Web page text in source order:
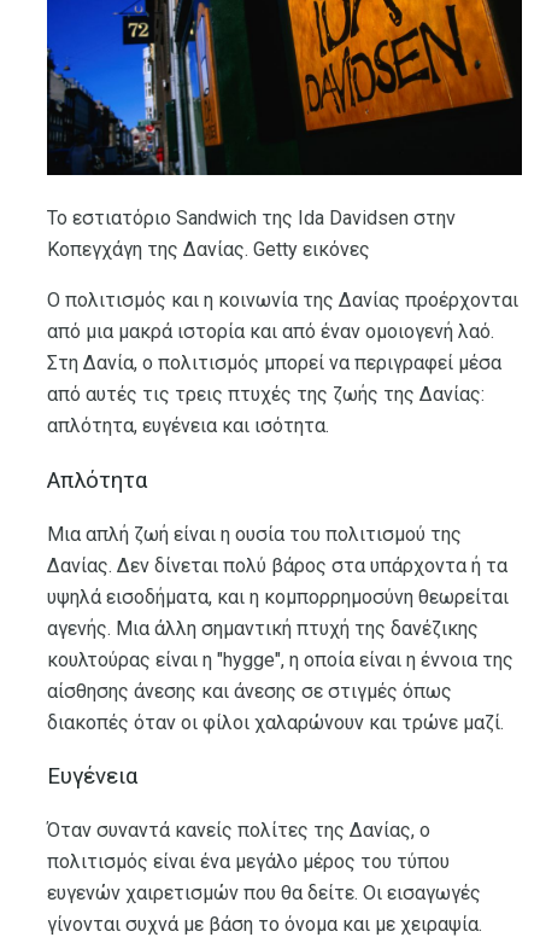
Το εστιατόριο Sandwich της Ida Davidsen στην
Κοπεγχάγη της Δανίας. Getty εικόνες
Ο πολιτισμός και η κοινωνία της Δανίας προέρχονται
από μια μακρά ιστορία και από έναν ομοιογενή λαό.
Στη Δανία, ο πολιτισμός μπορεί να περιγραφεί μέσα
από αυτές τις τρεις πτυχές της ζωής της Δανίας:
απλότητα, ευγένεια και ισότητα.
Απλότητα
Μια απλή ζωή είναι η ουσία του πολιτισμού της
Δανίας. Δεν δίνεται πολύ βάρος στα υπάρχοντα ή τα
υψηλά εισοδήματα, και η κομπορρημοσύνη θεωρείται
αγενής. Μια άλλη σημαντική πτυχή της δανέζικης
κουλτούρας είναι η "hygge", η οποία είναι η έννοια της
αίσθησης άνεσης και άνεσης σε στιγμές όπως
διακοπές όταν οι φίλοι χαλαρώνουν και τρώνε μαζί.
Ευγένεια
Όταν συναντά κανείς πολίτες της Δανίας, ο
πολιτισμός είναι ένα μεγάλο μέρος του τύπου
ευγενών χαιρετισμών που θα δείτε. Οι εισαγωγές
γίνονται συχνά με βάση το όνομα και με χειραψία.